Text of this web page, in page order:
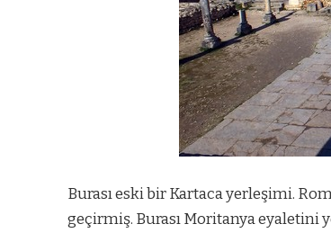
Burası eski bir Kartaca yerleşimi.
geçirmiş. Burası Moritanya